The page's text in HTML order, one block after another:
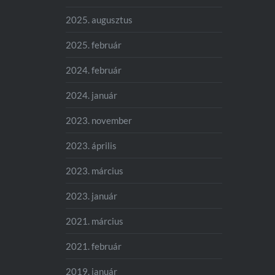
2025. augusztus
2025. február
2024. február
2024. január
2023. november
2023. április
2023. március
2023. január
2021. március
2021. február
2019. január